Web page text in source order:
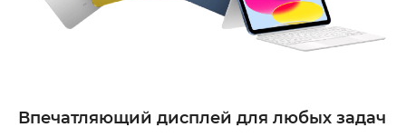
Впечатляющий дисплей для любых задач